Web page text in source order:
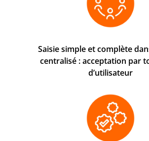
Saisie simple et complète
centralisé : acceptation par
d’utilisateur